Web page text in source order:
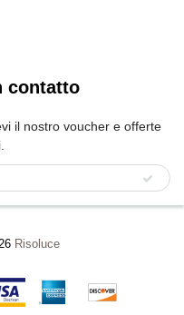
contatto
il nostro voucher e offerte
Risoluce